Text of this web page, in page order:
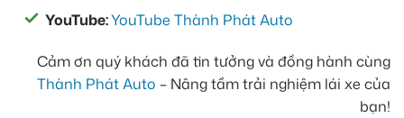
YouTube:YouTube Thành Phát Auto
Cảm ơn quý khách đã tin tưởng và đồng hành cùng
Thành Phát Auto – Nâng tầm trải nghiệm lái xe của
bạn!